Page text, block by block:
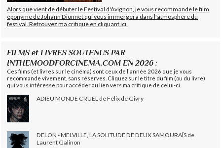
Alors que vient de débuter le Festival d'Avignon, je vous recommande le film
éponyme de Johann Dionnet qui vous immergera dans l'atmosphère du
festival. Retrouvez ma critique en cliquant ici.
FILMS et LIVRES SOUTENUS PAR
INTHEMOODFORCINEMA.COM EN 2026 :
Ces films (et livres sur le cinéma) sont ceux de l'année 2026 que je vous
recommande vivement, sans réserves. Cliquez sur le titre du film (ou du livre)
qui vous intéresse pour accéder au lien vers ma critique de celui-ci.
ADIEU MONDE CRUEL de Félix de Givry
DELON - MELVILLE, LA SOLITUDE DE DEUX SAMOURAÏS de
Laurent Galinon